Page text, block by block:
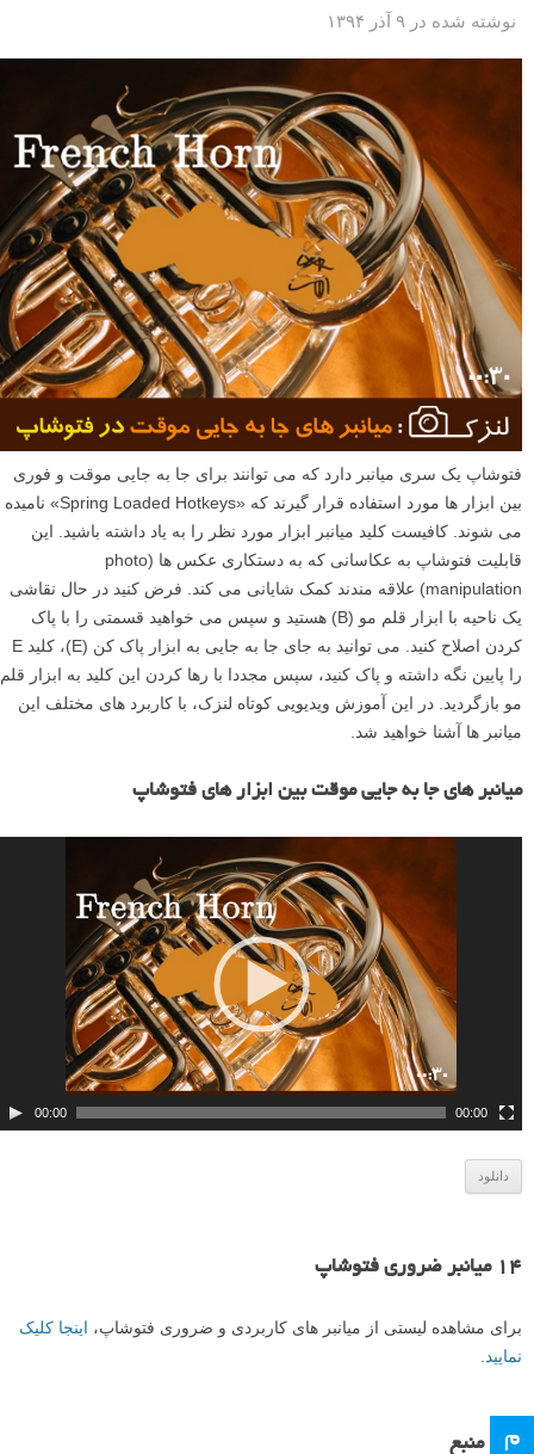
نوشته شده در ۹ آذر ۱۳۹۴
فتوشاپ یک سری میانبر دارد که می توانند برای جا به جایی موقت و فوری
بین ابزار ها مورد استفاده قرار گیرند که «Spring Loaded Hotkeys» نامیده
می شوند. کافیست کلید میانبر ابزار مورد نظر را به یاد داشته باشید. این
قابلیت فتوشاپ به عکاسانی که به دستکاری عکس ها (photo
manipulation) علاقه مندند کمک شایانی می کند. فرض کنید در حال نقاشی
یک ناحیه با ابزار قلم مو (B) هستید و سپس می خواهید قسمتی را با پاک
کردن اصلاح کنید. می توانید به جای جا به جایی به ابزار پاک کن (E)، کلید E
را پایین نگه داشته و پاک کنید، سپس مجددا با رها کردن این کلید به ابزار قلم
مو بازگردید. در این آموزش ویدیویی کوتاه لنزک، با کاربرد های مختلف این
میانبر ها آشنا خواهید شد.
میانبر های جا به جایی موقت بین ابزار های فتوشاپ
و
00:00 00:00
دانلود
۱۴ میانبر ضروری فتوشاپ
برای مشاهده لیستی از میانبر های کاربردی و ضروری فتوشاپ، اینجا کلیک
نمایید
م منبع